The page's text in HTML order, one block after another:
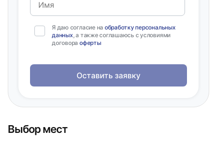
Выбор мест
Я даю согласие на обработку персональных
данных, а также соглашаюсь с условиями
договора оферты
Оставить заявку